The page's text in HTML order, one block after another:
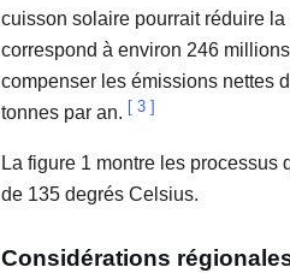
cuisson solaire pourrait réduire
correspond à environ 246
compenser les émissions nettes
tonnes par an. [ 3 ]
La figure 1 montre les
de 135 degrés Celsius.
Considérations